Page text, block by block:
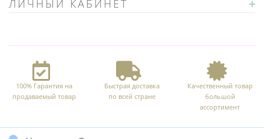
ЛИЧНЫЙ КАБИНЕТ
100% Гарантия на
продаваемый товар
Быстрая доставка
по всей стране
Качественный товар
большой
ассортимент